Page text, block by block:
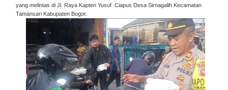
yang melintas di Jl. Raya Kapten Yusuf Ciapus Desa Sirnagalih Kecamatan
Tamansari Kabupaten Bogor.